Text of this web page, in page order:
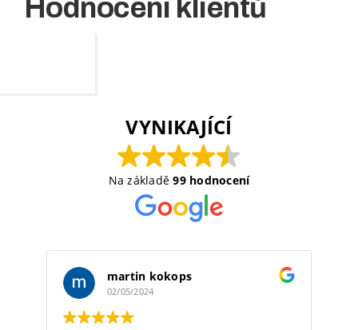
Hodnocení klientů
VYNIKAJÍCÍ
Na základě99 hodnocení
martin kokops
02/05/2024